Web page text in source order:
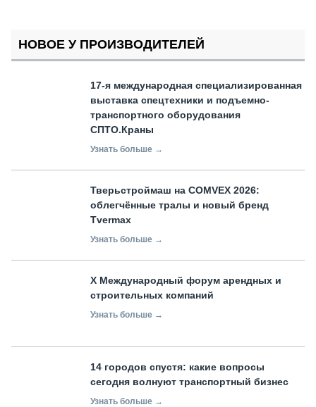
НОВОЕ У ПРОИЗВОДИТЕЛЕЙ
17-я международная специализированная
выставка спецтехники и подъемно-
транспортного оборудования
СПТО.Краны
Узнать больше →
Тверьстроймаш на COMVEX 2026:
облегчённые тралы и новый бренд
Tvermax
Узнать больше →
X Международный форум арендных и
строительных компаний
Узнать больше →
14 городов спустя: какие вопросы
сегодня волнуют транспортный бизнес
Узнать больше →